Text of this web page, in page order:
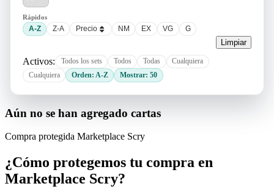
Rápidos
A-Z Z-A Precio NM EX VG G
Limpiar
Activos: Todos los sets Todos Todas
Cualquiera
Cualquiera
Orden: A-Z Mostrar: 50
Aún no se han agregado cartas
Compra protegida Marketplace Scry
¿Cómo protegemos tu compra en
Marketplace Scry?